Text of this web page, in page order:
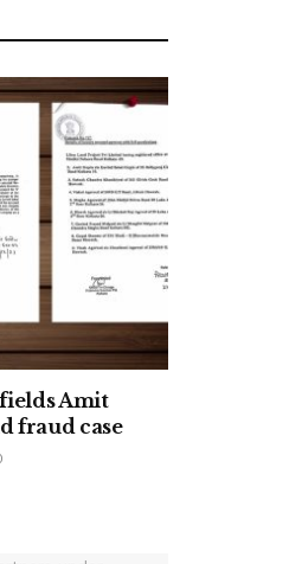
Amit
fraud case